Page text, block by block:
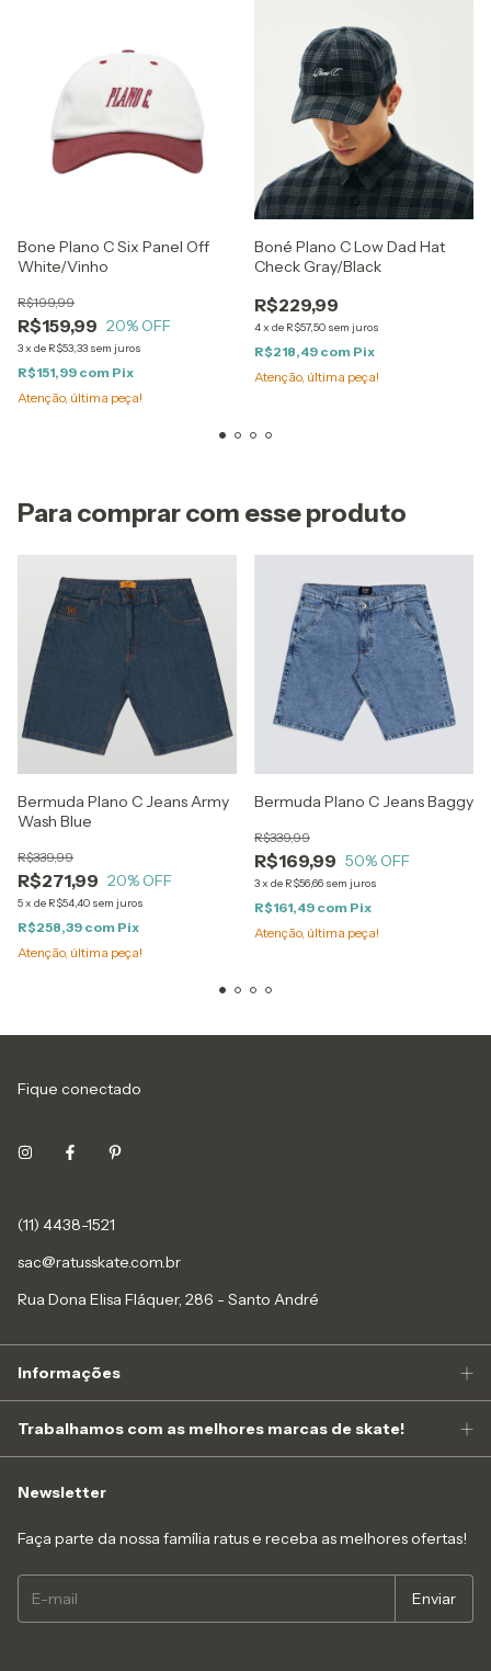
Bone Plano C Six Panel Off
White/Vinho
R$159,99
R$199,99
20% OFF
3x de R$53,33 sem juros
R$151,99 com Pix
Atenção, última peça!
Boné Plano C Low Dad Hat
Check Gray/Black
R$229,99
4x de R$57,50 sem juros
R$218,49 com Pix
Atenção, última peça!
Para comprar com esse produto
Bermuda Plano C Jeans Army
Wash Blue
R$271,99
R$339,99
20% OFF
5x de R$54,40 sem juros
R$258,39 com Pix
Atenção, última peça!
Bermuda Plano C Jeans Baggy
R$169,99
R$339,99
50% OFF
3x de R$56,66 sem juros
R$161,49 com Pix
Atenção, última peça!
Fique conectado
(11) 4438-1521
sac@ratusskate.com.br
Rua Dona Elisa Fláquer, 286 - Santo André
Informações
Trabalhamos com as melhores marcas de skate!
Newsletter
Faça parte da nossa família ratus e receba as melhores ofertas!